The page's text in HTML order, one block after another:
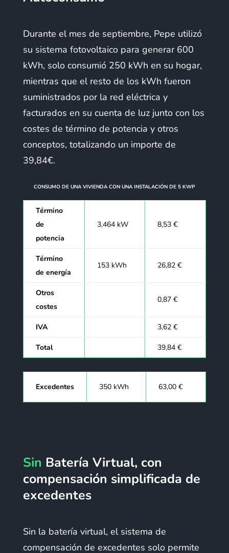
Durante el mes de septiembre, Pepe utilizó
su sistema fotovoltaico para generar 600
kWh, solo consumió 250 kWh en su hogar,
mientras que el resto de los kWh fueron
suministrados por la red eléctrica y
facturados en su cuenta de luz junto con los
costes de término de potencia y otros
conceptos, totalizando un importe de
39,84€.
CONSUMO DE UNA VIVIENDA CON UNA INSTALACIÓN DE 5 KWP
Término
de
potencia
3,464 kW 8,53 €
Término
de energía
153 kWh 26,82 €
Otros
costes
0,87 €
IVA 3,62 €
Total 39,84 €
Excedentes 350 kWh 63,00 €
Sin Batería Virtual, con
compensación simplificada de
excedentes
Sin la batería virtual, el sistema de
compensación de excedentes solo permite